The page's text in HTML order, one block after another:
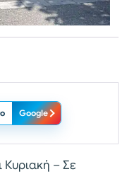
Google
Κυριακή – Σε